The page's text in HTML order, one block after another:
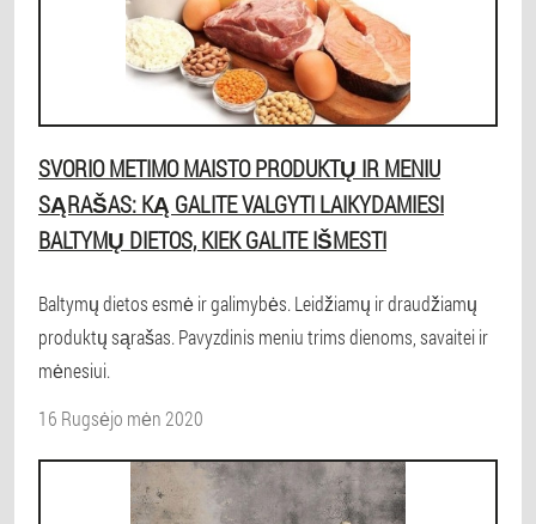
SVORIO METIMO MAISTO PRODUKTŲ IR MENIU
SĄRAŠAS: KĄ GALITE VALGYTI LAIKYDAMIESI
BALTYMŲ DIETOS, KIEK GALITE IŠMESTI
Baltymų dietos esmė ir galimybės. Leidžiamų ir draudžiamų
produktų sąrašas. Pavyzdinis meniu trims dienoms, savaitei ir
mėnesiui.
16 Rugsėjo mėn 2020